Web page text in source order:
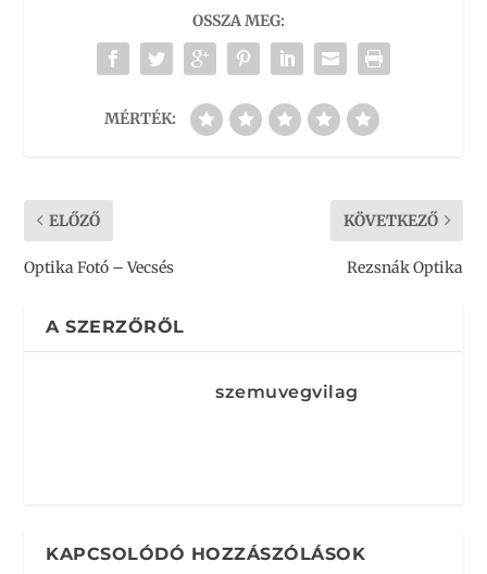
OSSZA MEG:
MÉRTÉK:
ELŐZŐ
Optika Fotó – Vecsés
KÖVETKEZŐ
Rezsnák Optika
A SZERZŐRŐL
szemuvegvilag
KAPCSOLÓDÓ HOZZÁSZÓLÁSOK